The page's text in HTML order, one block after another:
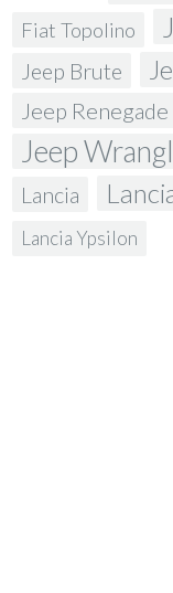
Fiat Topolino
Jeep Brute
Jeep Renegade
Jeep
Lancia
Lancia Ypsilon